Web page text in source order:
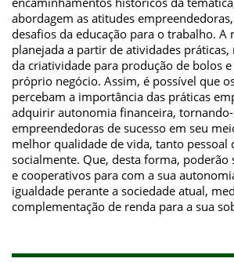
abordagem as atitudes
desafios da educação para o trabalho. A
planejada a partir de atividades
da criatividade para produção de bolos
próprio negócio. Assim, é possível que
percebam a importância das práticas
adquirir autonomia financeira, tornando-
empreendedoras de sucesso em seu
melhor qualidade de vida, tanto pessoal
socialmente. Que, desta forma, poderão
e cooperativos para com a sua
igualdade perante a sociedade atual,
complementação de renda para a sua